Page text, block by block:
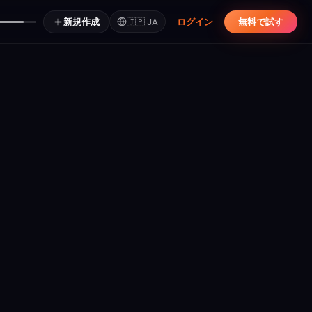
新規作成 🇯🇵 JA ログイン 無料で試す